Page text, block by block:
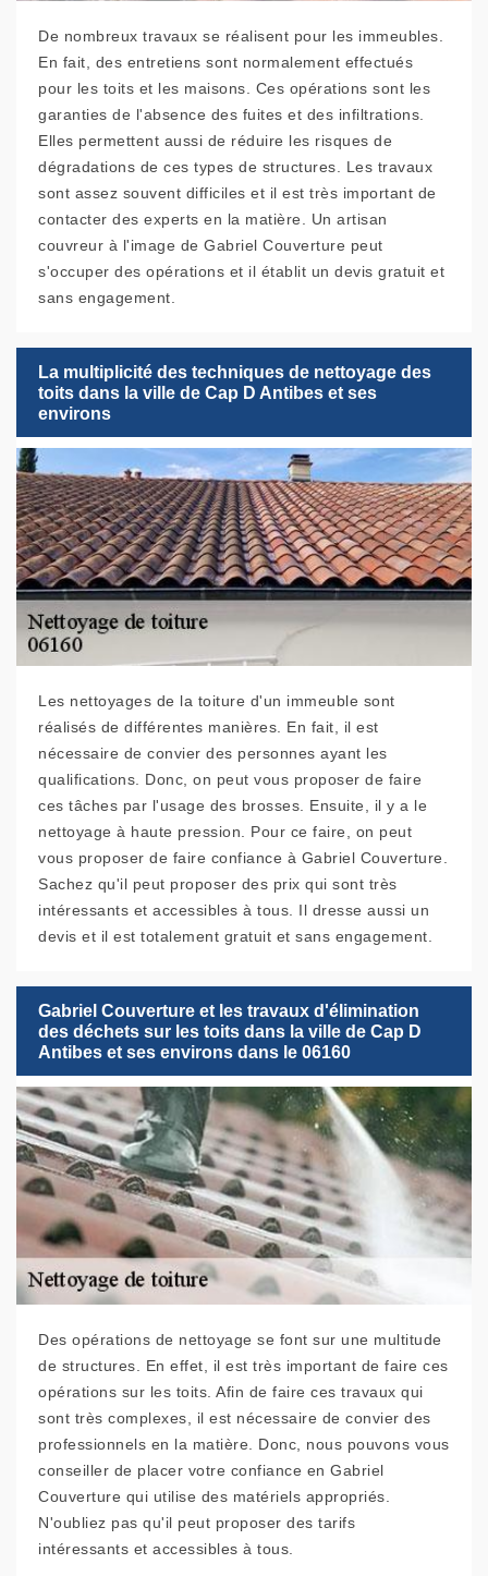
De nombreux travaux se réalisent pour les immeubles.
En fait, des entretiens sont normalement effectués
pour les toits et les maisons. Ces opérations sont les
garanties de l'absence des fuites et des infiltrations.
Elles permettent aussi de réduire les risques de
dégradations de ces types de structures. Les travaux
sont assez souvent difficiles et il est très important de
contacter des experts en la matière. Un artisan
couvreur à l'image de Gabriel Couverture peut
s'occuper des opérations et il établit un devis gratuit et
sans engagement.
La multiplicité des techniques de nettoyage des
toits dans la ville de Cap D Antibes et ses
environs
Les nettoyages de la toiture d'un immeuble sont
réalisés de différentes manières. En fait, il est
nécessaire de convier des personnes ayant les
qualifications. Donc, on peut vous proposer de faire
ces tâches par l'usage des brosses. Ensuite, il y a le
nettoyage à haute pression. Pour ce faire, on peut
vous proposer de faire confiance à Gabriel Couverture.
Sachez qu'il peut proposer des prix qui sont très
intéressants et accessibles à tous. Il dresse aussi un
devis et il est totalement gratuit et sans engagement.
Gabriel Couverture et les travaux d'élimination
des déchets sur les toits dans la ville de Cap D
Antibes et ses environs dans le 06160
Des opérations de nettoyage se font sur une multitude
de structures. En effet, il est très important de faire ces
opérations sur les toits. Afin de faire ces travaux qui
sont très complexes, il est nécessaire de convier des
professionnels en la matière. Donc, nous pouvons vous
conseiller de placer votre confiance en Gabriel
Couverture qui utilise des matériels appropriés.
N'oubliez pas qu'il peut proposer des tarifs
intéressants et accessibles à tous.